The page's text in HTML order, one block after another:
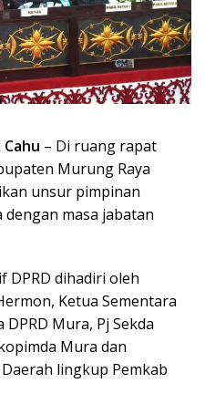
– Di ruang rapat
Murung Raya
unsur pimpinan
masa jabatan
DPRD dihadiri oleh
Ketua Sementara
Mura, Pj Sekda
Mura dan
lingkup Pemkab